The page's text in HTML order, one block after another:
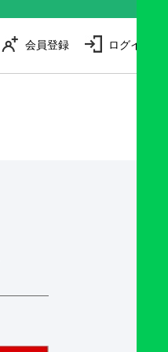
ログイン
会員登録